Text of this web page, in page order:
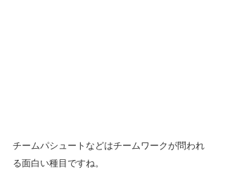
チームパシュートなどはチームワークが問われ
る面白い種目ですね。